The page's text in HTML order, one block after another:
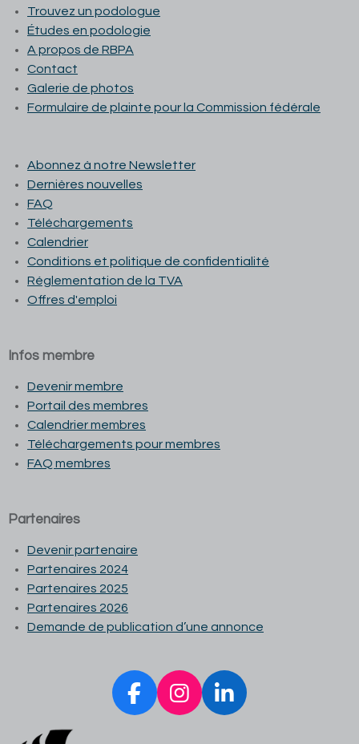
Trouvez un podologue
Études en podologie
A propos de RBPA
Contact
Galerie de photos
Formulaire de plainte pour la Commission fédérale
Abonnez à notre Newsletter
Dernières nouvelles
FAQ
Téléchargements
Calendrier
Conditions et politique de confidentialité
Réglementation de la TVA
Offres d'emploi
Infos membre
Devenir membre
Portail des membres
Calendrier membres
Téléchargements pour membres
FAQ membres
Partenaires
Devenir partenaire
Partenaires 2024
Partenaires 2025
Partenaires 2026
Demande de publication d’une annonce
F
I
L